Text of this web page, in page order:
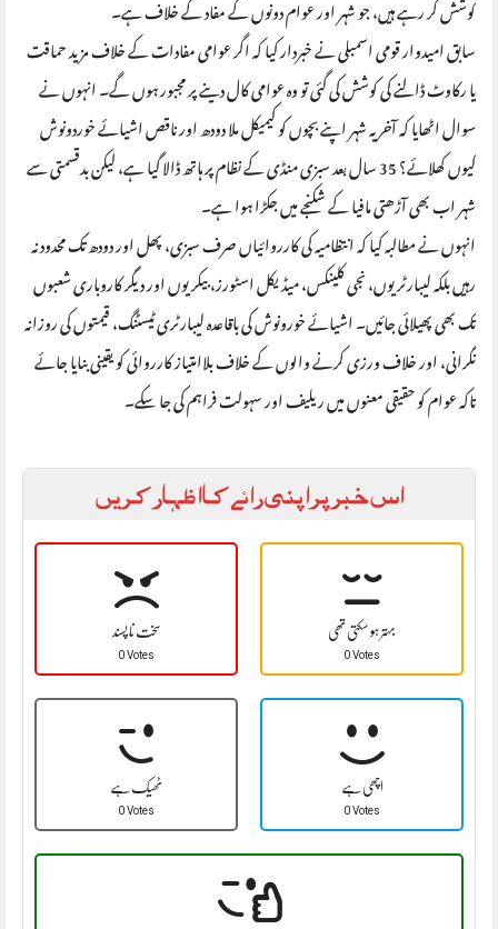
کوشش کر رہے ہیں، جو شہر اور عوام دونوں کے مفاد کے خلاف ہے۔
سابق امیدوار قومی اسمبلی نے خبردار کیا کہ اگر عوامی مفادات کے خلاف مزید حماقت
یا رکاوٹ ڈالنے کی کوشش کی گئی تو وہ عوامی کال دینے پر مجبور ہوں گے۔ انہوں نے
سوال اٹھایا کہ آخر یہ شہر اپنے بچوں کو کیمیکل ملا دودھ اور ناقص اشیائے خوردونوش
کیوں کھلائے؟ 35 سال بعد سبزی منڈی کے نظام پر ہاتھ ڈالا گیا ہے، لیکن بدقسمتی سے
شہر اب بھی آڑھتی مافیا کے شکنجے میں جکڑا ہوا ہے۔
انہوں نے مطالبہ کیا کہ انتظامیہ کی کارروائیاں صرف سبزی، پھل اور دودھ تک محدود نہ
رہیں بلکہ لیبارٹریوں، نجی کلینکس، میڈیکل اسٹورز، بیکریوں اور دیگر کاروباری شعبوں
تک بھی پھیلائی جائیں۔ اشیائے خورونوش کی باقاعدہ لیبارٹری ٹیسٹنگ، قیمتوں کی روزانہ
نگرانی، اور خلاف ورزی کرنے والوں کے خلاف بلاامتیاز کارروائی کو یقینی بنایا جائے
تاکہ عوام کو حقیقی معنوں میں ریلیف اور سہولت فراہم کی جا سکے۔
اس خبر پر اپنی رائے کا اظہار کریں
سخت نا پسند
0 Votes
بہتر ہو سکتی تھی
0 Votes
ٹھیک ہے
0 Votes
اچھی ہے
0 Votes